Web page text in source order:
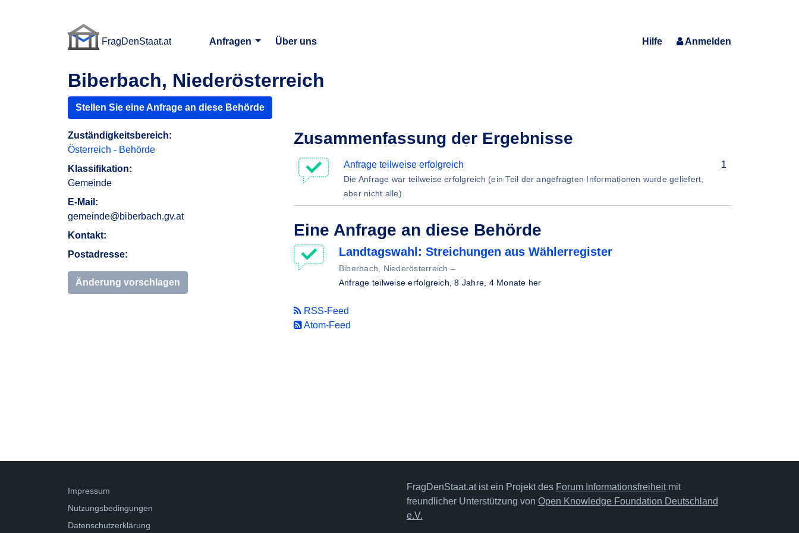
FragDenStaat.at
Anfragen
Über uns Hilfe Anmelden
Biberbach, Niederösterreich
Stellen Sie eine Anfrage an diese Behörde
Zuständigkeitsbereich:
Österreich - Behörde
Klassifikation:
Gemeinde
E-Mail:
gemeinde@biberbach.gv.at
Kontakt:
Postadresse:
Änderung vorschlagen
Zusammenfassung der Ergebnisse
Anfrage teilweise erfolgreich
Die Anfrage war teilweise erfolgreich (ein Teil der angefragten Informationen wurde geliefert,
aber nicht alle)
1
Eine Anfrage an diese Behörde
Landtagswahl: Streichungen aus Wählerregister
Biberbach, Niederösterreich –
Anfrage teilweise erfolgreich,8 Jahre, 4 Monate her
RSS-Feed
Atom-Feed
Impressum
Nutzungsbedingungen
Datenschutzerklärung
FragDenStaat.at ist ein Projekt des Forum Informationsfreiheitmit
freundlicher Unterstützung von Open Knowledge Foundation Deutschland
e.V.